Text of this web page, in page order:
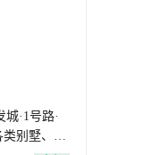
城·1号路·
类别墅、免